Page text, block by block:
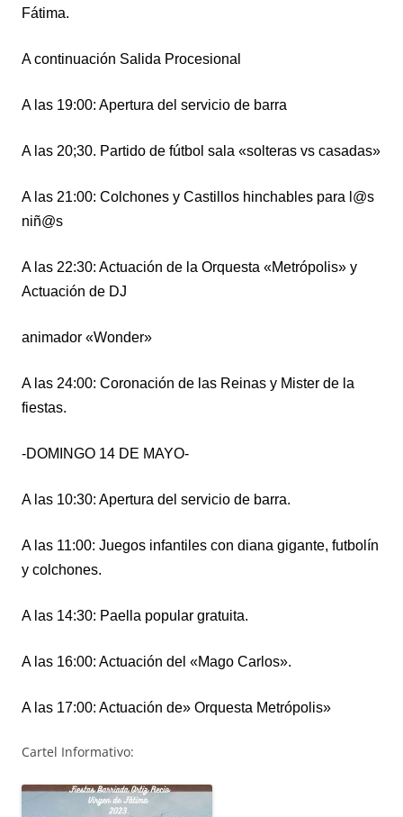
Fátima.
A continuación Salida Procesional
A las 19:00: Apertura del servicio de barra
A las 20;30. Partido de fútbol sala «solteras vs casadas»
A las 21:00: Colchones y Castillos hinchables para l@s
niñ@s
A las 22:30: Actuación de la Orquesta «Metrópolis» y
Actuación de DJ
animador «Wonder»
A las 24:00: Coronación de las Reinas y Mister de la
fiestas.
-DOMINGO 14 DE MAYO-
A las 10:30: Apertura del servicio de barra.
A l as 11:00: Juegos infantiles con diana gigante, futbolín
y colchones.
A las 14:30: Paella popular gratuita.
A las 16:00: Actuación del «Mago Carlos».
A l as 17:00: Actuación de» Orquesta Metrópolis»
Cartel Informativo: